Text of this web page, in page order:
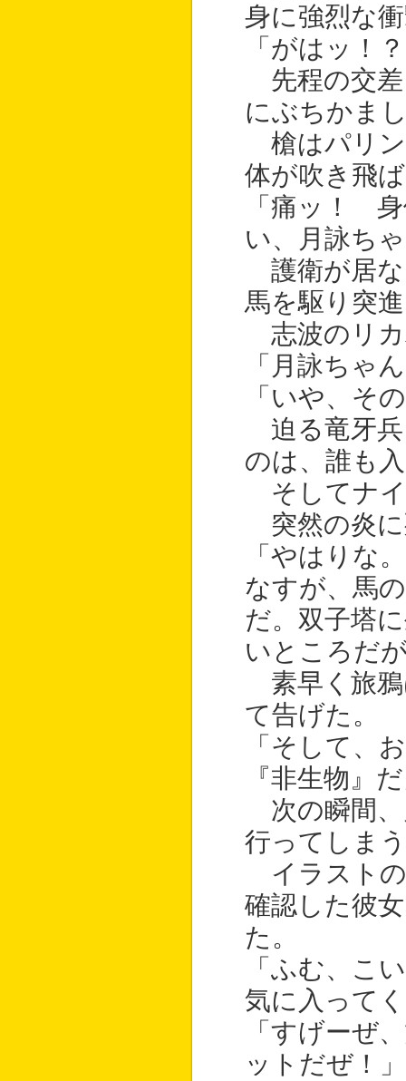
身に強烈な
「がはッ
先程の交差
にぶちかま
槍はパリン
体が吹き飛
「痛ッ！
い、月詠ち
護衛が居な
馬を駆り突
志波のリカ
「月詠ちゃ
「いや、そ
迫る竜牙
のは、誰も
そしてナイ
突然の炎に
「やはりな
なすが、馬
だ。双子塔
いところだ
素早く旅鴉
て告げた。
「そして、
『非生物』
次の瞬間、
行ってしま
イラストの
確認した彼
た。
「ふむ、こ
気に入って
「すげーぜ
ットだぜ！」